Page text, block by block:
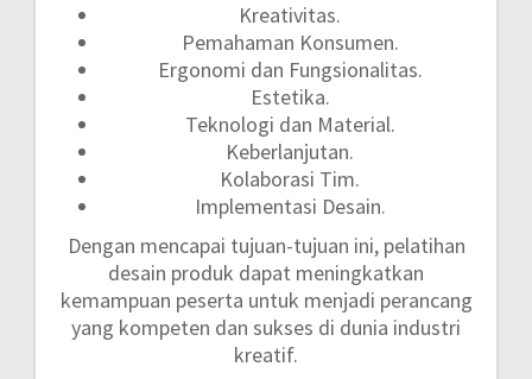
Kreativitas.
Pemahaman Konsumen.
Ergonomi dan Fungsionalitas.
Estetika.
Teknologi dan Material.
Keberlanjutan.
Kolaborasi Tim.
Implementasi Desain.
Dengan mencapai tujuan-tujuan ini, pelatihan
desain produk dapat meningkatkan
kemampuan peserta untuk menjadi perancang
yang kompeten dan sukses di dunia industri
kreatif.